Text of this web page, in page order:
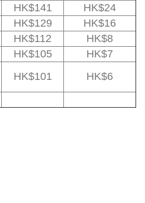
HK$141
HK$24
HK$129
HK$16
HK$112
HK$8
HK$105
HK$7
HK$101
HK$6